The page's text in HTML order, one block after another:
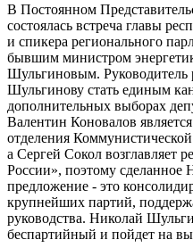
В Постоянном
состоялась встреча главы
и спикера регионального
бывшим министром
Шульгиновым.
Шульгинову стать единым
дополнительных выборах
Валентин Коновалов
отделения
а Сергей Сокол возглавляет
России», поэтому
предложение - это
крупнейших партий,
руководства. Николай
беспартийный и пойдет на